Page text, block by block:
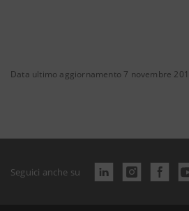
Data ultimo aggiornamento 7 novembre
Seguici anche su